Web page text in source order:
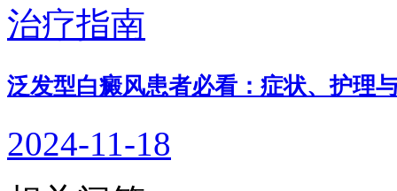
泛发型白癜风患者必看：症状、护理
2024-11-18